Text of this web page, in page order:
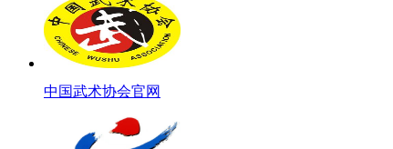
中国武术协会官网